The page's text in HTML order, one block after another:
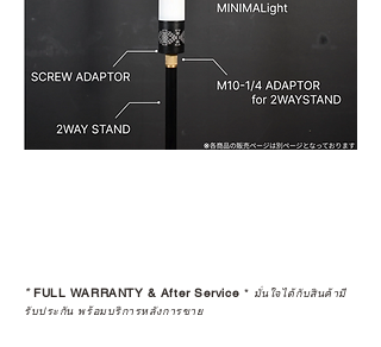
*FULL WARRANTY & After Service * มั่นใจได้กับสินค้ามี
รับประกัน พร้อมบริการหลังการขาย